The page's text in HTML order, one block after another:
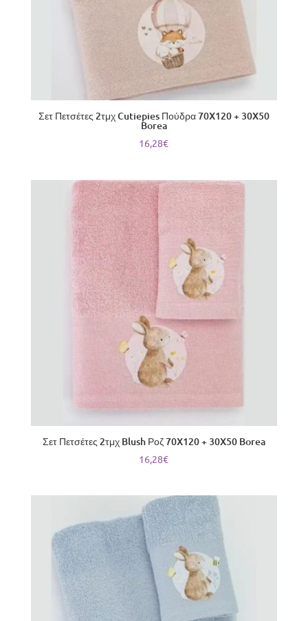
Σετ Πετσέτες 2τμχ Cutiepies Πούδρα 70X120 + 30X50
Borea
16,28€
Σετ Πετσέτες 2τμχ Blush Ροζ 70X120 + 30X50 Borea
16,28€